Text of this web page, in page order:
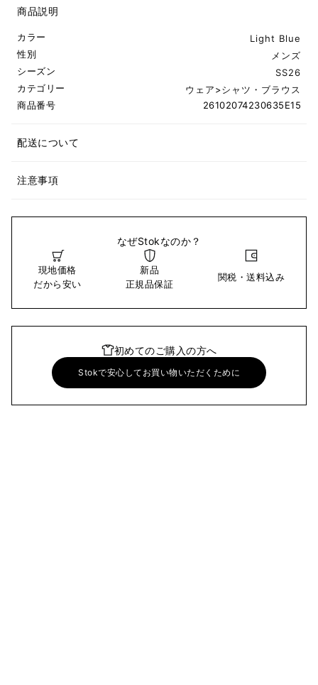
商品説明
カラー
Light Blue
性別
メンズ
シーズン
SS26
カテゴリー
ウェア>シャツ・ブラウス
商品番号
26102074230635E15
配送について
注意事項
なぜStokなのか？
現地価格
だから安い
新品
正規品保証
関税・送料込み
初めてのご購入の方へ
Stokで安心してお買い物いただくために